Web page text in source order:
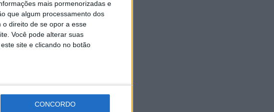
mais pormenorizadas e
que algum processamento dos
direito de se opor a esse
Você pode alterar suas
site e clicando no botão
CONCORDO